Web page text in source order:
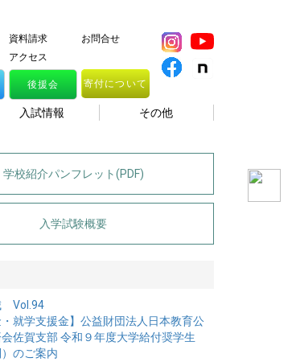
資料請求
お問合せ
アクセス
後援会 寄付について
入試情報 その他
学校紹介パンフレット(PDF)
入学試験概要
Vol.94
・就学支援金】公益財団法人日本教育公
佐賀支部 令和９年度大学給付奨学生
）のご案内